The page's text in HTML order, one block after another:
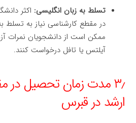
تسلط به زبان انگلیسی: اکثر
در مقطع کارشناسی نیاز به تسلط
ممکن است از دانشجویان نمرات
آیلتس یا تافل درخواست کنند.
۳٫ مدت زمان تحصیل در
ارشد در قبرس